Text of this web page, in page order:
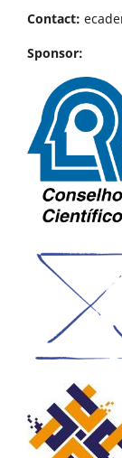
Contact:
Sponsor: